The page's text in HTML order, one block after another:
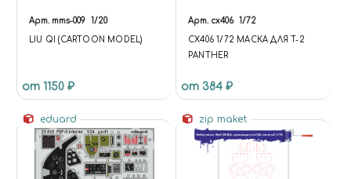
Арт. mms-009 1/20
LIU QI (CARTOON MODEL)
от 1150 ₽
Арт. cx406 1/72
CX406 1/72 МАСКА ДЛЯ T-2
PANTHER
от 384 ₽
eduard zip maket